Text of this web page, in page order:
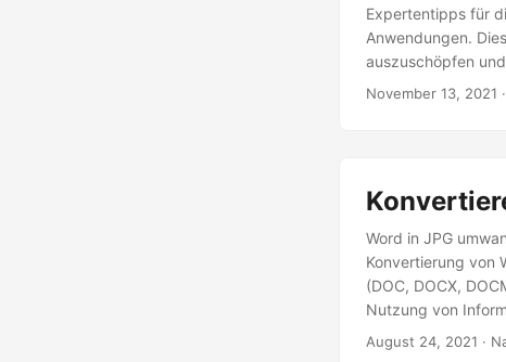
Expertentipps für
Anwendungen.
auszuschöpfen
gemeinsam
November 13, 2021
Word in JPG
Konvertierung von
(DOC, DOCX,
Nutzung von
zum Erstellen und
August 24, 2021 ·